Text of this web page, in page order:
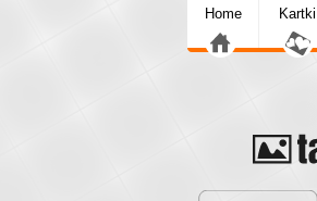
Home Kartki